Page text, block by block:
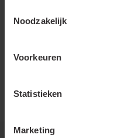
Noodzakelijk
Voorkeuren
Statistieken
Marketing
Geschikt voor Al/St-kabels
kabels
Al-nom. doorsnede